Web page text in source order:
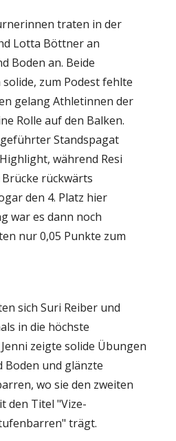
traten in der
Lotta Böttner an
Boden an. Beide
zum Podest fehlte
gelang Athletinnen der
Rolle auf den Balken.
Standspagat
während Resi
rückwärts
den 4. Platz hier
war es dann noch
nur 0,05 Punkte zum
sich Suri Reiber und
in die höchste
zeigte solide Übungen
Boden und glänzte
wo sie den zweiten
den Titel "Vize-
trägt.